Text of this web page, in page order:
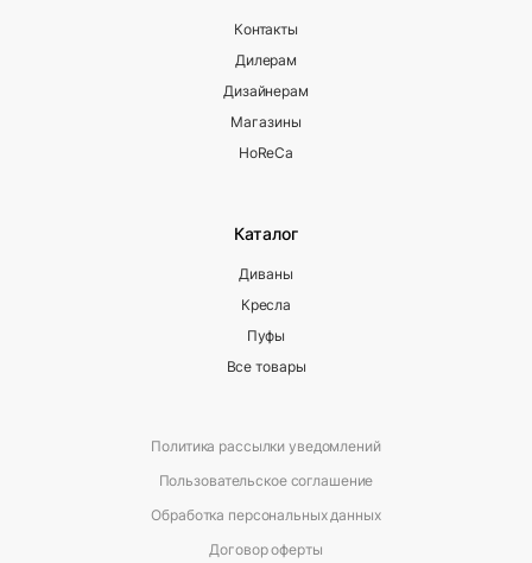
Контакты
Дилерам
Дизайнерам
Магазины
HoReCa
Каталог
Диваны
Кресла
Пуфы
Все товары
Политика рассылки уведомлений
Пользовательское соглашение
Обработка персональных данных
Договор оферты